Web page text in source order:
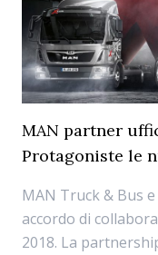
MAN partner
Protagoniste le
MAN Truck & Bus
accordo di
2018. La